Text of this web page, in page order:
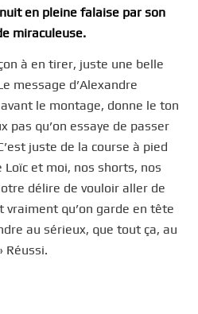
en pleine falaise par son
miraculeuse.
à en tirer, juste une belle
message d’Alexandre
le montage, donne le ton
pas qu’on essaye de passer
juste de la course à pied
Loïc et moi, nos shorts, nos
délire de vouloir aller de
vraiment qu’on garde en tête
au sérieux, que tout ça, au
Réussi.